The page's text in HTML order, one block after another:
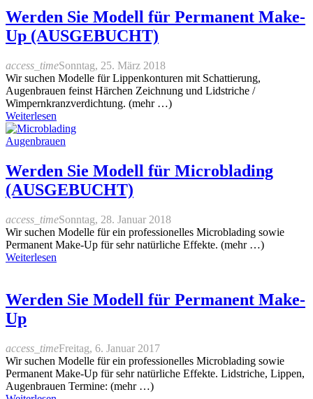
Werden Sie Modell für Permanent Make-
Up (AUSGEBUCHT)
access_timeSonntag, 25. März 2018
Wir suchen Modelle für Lippenkonturen mit Schattierung,
Augenbrauen feinst Härchen Zeichnung und Lidstriche /
Wimpernkranzverdichtung. (mehr …)
Weiterlesen
Werden Sie Modell für Microblading
(AUSGEBUCHT)
access_timeSonntag, 28. Januar 2018
Wir suchen Modelle für ein professionelles Microblading sowie
Permanent Make-Up für sehr natürliche Effekte. (mehr …)
Weiterlesen
Werden Sie Modell für Permanent Make-
Up
access_timeFreitag, 6. Januar 2017
Wir suchen Modelle für ein professionelles Microblading sowie
Permanent Make-Up für sehr natürliche Effekte. Lidstriche, Lippen,
Augenbrauen Termine: (mehr …)